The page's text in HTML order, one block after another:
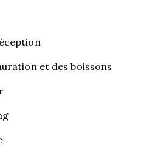
et des boissons